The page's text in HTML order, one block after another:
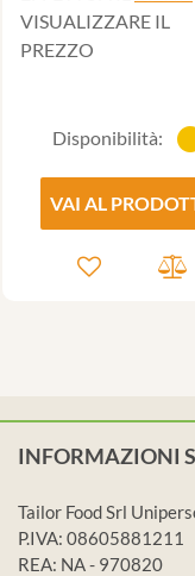
VISUALIZZARE IL
PREZZO
Disponibilità:
VAI AL
INFORMAZIONI
Tailor Food Srl
P.IVA: 08605881211
REA: NA - 970820